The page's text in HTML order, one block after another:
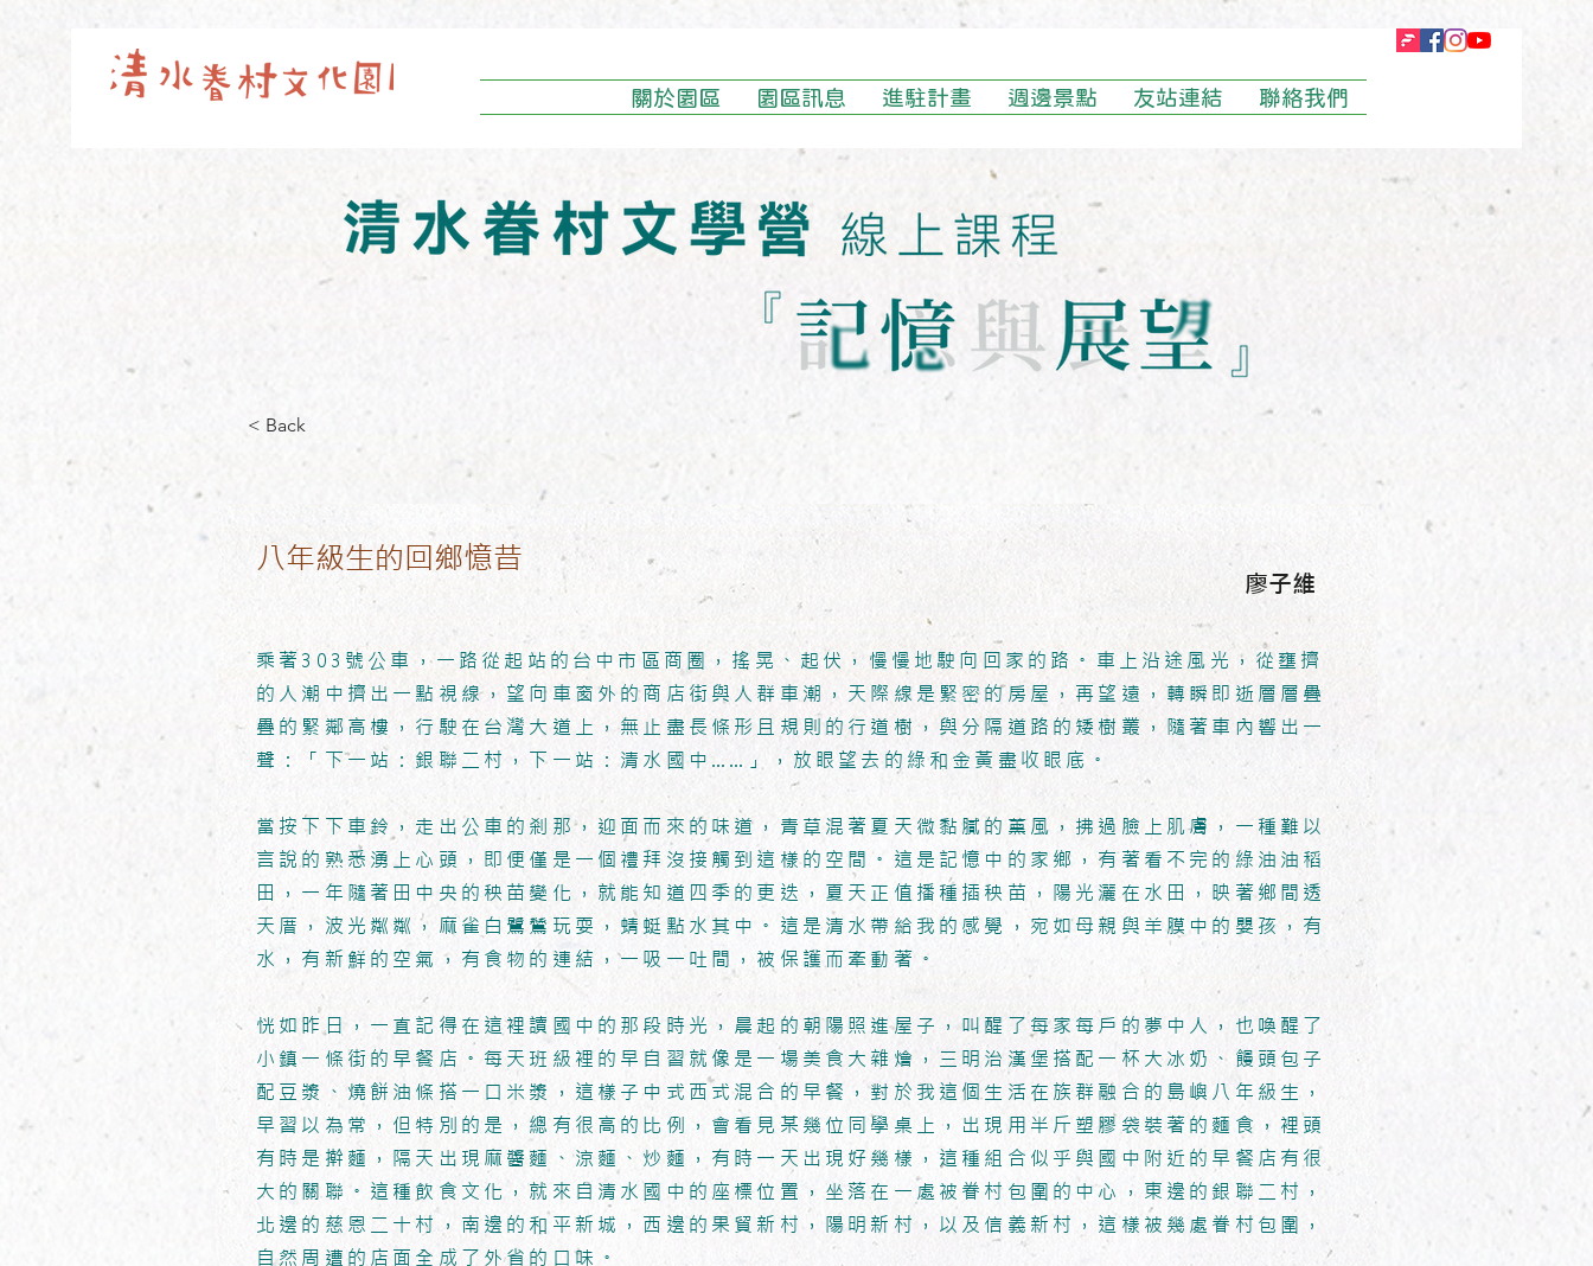
關於園區 園區訊息 進駐計畫 週邊景點 友站連結 聯絡我們
< Back
八年級生的回鄉憶昔
廖子維
乘著303號公車，一路從起站的台中市區商圈，搖晃、起伏，慢慢地駛向回家的路。車上沿途風光，從壅擠
的人潮中擠出一點視線，望向車窗外的商店街與人群車潮，天際線是緊密的房屋，再望遠，轉瞬即逝層層疊
疊的緊鄰高樓，行駛在台灣大道上，無止盡長條形且規則的行道樹，與分隔道路的矮樹叢，隨著車內響出一
聲：「下一站：銀聯二村，下一站：清水國中……」，放眼望去的綠和金黃盡收眼底。
當按下下車鈴，走出公車的剎那，迎面而來的味道，青草混著夏天微黏膩的薰風，拂過臉上肌膚，一種難以
言說的熟悉湧上心頭，即便僅是一個禮拜沒接觸到這樣的空間。這是記憶中的家鄉，有著看不完的綠油油稻
田，一年隨著田中央的秧苗變化，就能知道四季的更迭，夏天正值播種插秧苗，陽光灑在水田，映著鄉間透
天厝，波光粼粼，麻雀白鷺鷥玩耍，蜻蜓點水其中。這是清水帶給我的感覺，宛如母親與羊膜中的嬰孩，有
水，有新鮮的空氣，有食物的連結，一吸一吐間，被保護而牽動著。
恍如昨日，一直記得在這裡讀國中的那段時光，晨起的朝陽照進屋子，叫醒了每家每戶的夢中人，也喚醒了
小鎮一條街的早餐店。每天班級裡的早自習就像是一場美食大雜燴，三明治漢堡搭配一杯大冰奶、饅頭包子
配豆漿、燒餅油條搭一口米漿，這樣子中式西式混合的早餐，對於我這個生活在族群融合的島嶼八年級生，
早習以為常，但特別的是，總有很高的比例，會看見某幾位同學桌上，出現用半斤塑膠袋裝著的麵食，裡頭
有時是擀麵，隔天出現麻醬麵、涼麵、炒麵，有時一天出現好幾樣，這種組合似乎與國中附近的早餐店有很
大的關聯。這種飲食文化，就來自清水國中的座標位置，坐落在一處被眷村包圍的中心，東邊的銀聯二村，
北邊的慈恩二十村，南邊的和平新城，西邊的果貿新村，陽明新村，以及信義新村，這樣被幾處眷村包圍，
自然周遭的店面全成了外省的口味。